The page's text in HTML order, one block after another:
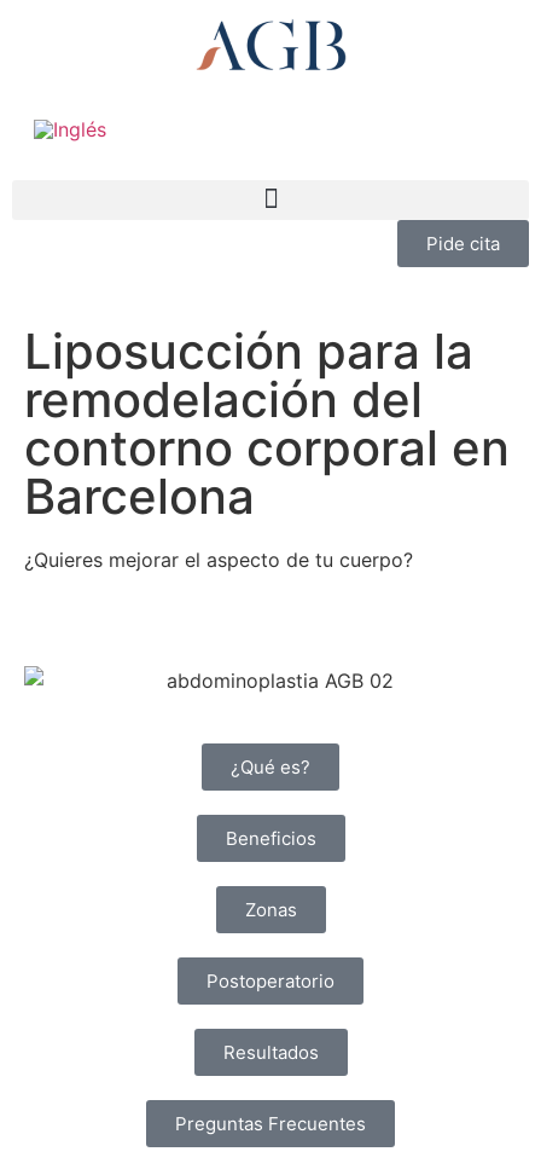
Pide cita
Liposucción para la
remodelación del
contorno corporal en
Barcelona
¿Quieres mejorar el aspecto de tu cuerpo?
¿Qué es?
Beneficios
Zonas
Postoperatorio
Resultados
Preguntas Frecuentes